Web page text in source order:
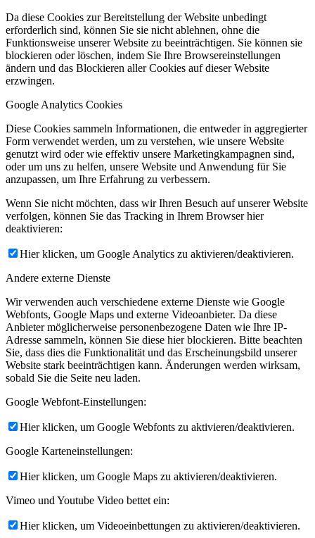
Da diese Cookies zur Bereitstellung der Website unbedingt
erforderlich sind, können Sie sie nicht ablehnen, ohne die
Funktionsweise unserer Website zu beeinträchtigen. Sie können sie
blockieren oder löschen, indem Sie Ihre Browsereinstellungen
ändern und das Blockieren aller Cookies auf dieser Website
erzwingen.
Google Analytics Cookies
Diese Cookies sammeln Informationen, die entweder in aggregierter
Form verwendet werden, um zu verstehen, wie unsere Website
genutzt wird oder wie effektiv unsere Marketingkampagnen sind,
oder um uns zu helfen, unsere Website und Anwendung für Sie
anzupassen, um Ihre Erfahrung zu verbessern.
Wenn Sie nicht möchten, dass wir Ihren Besuch auf unserer Website
verfolgen, können Sie das Tracking in Ihrem Browser hier
deaktivieren:
Hier klicken, um Google Analytics zu aktivieren/deaktivieren.
Andere externe Dienste
Wir verwenden auch verschiedene externe Dienste wie Google
Webfonts, Google Maps und externe Videoanbieter. Da diese
Anbieter möglicherweise personenbezogene Daten wie Ihre IP-
Adresse sammeln, können Sie diese hier blockieren. Bitte beachten
Sie, dass dies die Funktionalität und das Erscheinungsbild unserer
Website stark beeinträchtigen kann. Änderungen werden wirksam,
sobald Sie die Seite neu laden.
Google Webfont-Einstellungen:
Hier klicken, um Google Webfonts zu aktivieren/deaktivieren.
Google Karteneinstellungen:
Hier klicken, um Google Maps zu aktivieren/deaktivieren.
Vimeo und Youtube Video bettet ein:
Hier klicken, um Videoeinbettungen zu aktivieren/deaktivieren.